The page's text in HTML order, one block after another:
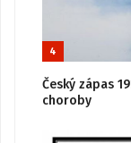
4
Český zápas
choroby